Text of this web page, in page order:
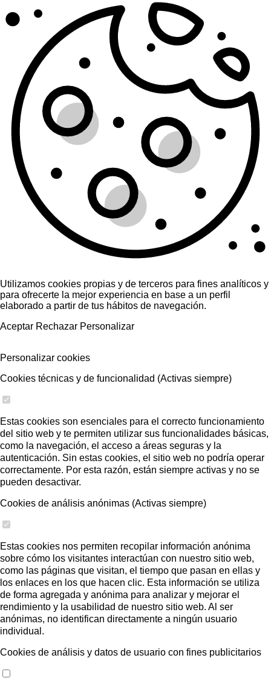
Utilizamos cookies propias y de terceros para fines analíticos y
para ofrecerte la mejor experiencia en base a un perfil
elaborado a partir de tus hábitos de navegación.
Aceptar Rechazar Personalizar
Personalizar cookies
Cookies técnicas y de funcionalidad (Activas siempre)
Estas cookies son esenciales para el correcto funcionamiento
del sitio web y te permiten utilizar sus funcionalidades básicas,
como la navegación, el acceso a áreas seguras y la
autenticación. Sin estas cookies, el sitio web no podría operar
correctamente. Por esta razón, están siempre activas y no se
pueden desactivar.
Cookies de análisis anónimas (Activas siempre)
Estas cookies nos permiten recopilar información anónima
sobre cómo los visitantes interactúan con nuestro sitio web,
como las páginas que visitan, el tiempo que pasan en ellas y
los enlaces en los que hacen clic. Esta información se utiliza
de forma agregada y anónima para analizar y mejorar el
rendimiento y la usabilidad de nuestro sitio web. Al ser
anónimas, no identifican directamente a ningún usuario
individual.
Cookies de análisis y datos de usuario con fines publicitarios